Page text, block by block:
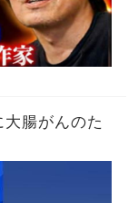
腸がんのた